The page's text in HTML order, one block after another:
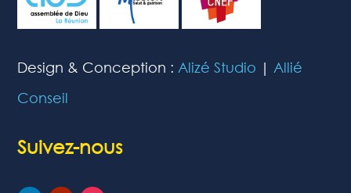
Design & Conception : Alizé Studio | Allié
Conseil
Suivez-nous